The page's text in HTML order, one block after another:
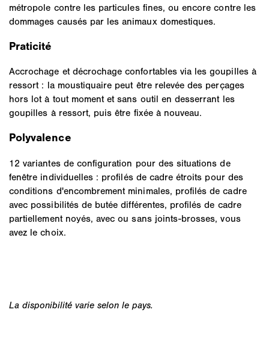
métropole contre les particules fines, ou encore contre les
dommages causés par les animaux domestiques.
Praticité
Accrochage et décrochage confortables via les goupilles à
ressort : la moustiquaire peut être relevée des perçages
hors lot à tout moment et sans outil en desserrant les
goupilles à ressort, puis être fixée à nouveau.
Polyvalence
12 variantes de configuration pour des situations de
fenêtre individuelles : profilés de cadre étroits pour des
conditions d'encombrement minimales, profilés de cadre
avec possibilités de butée différentes, profilés de cadre
partiellement noyés, avec ou sans joints-brosses, vous
avez le choix.